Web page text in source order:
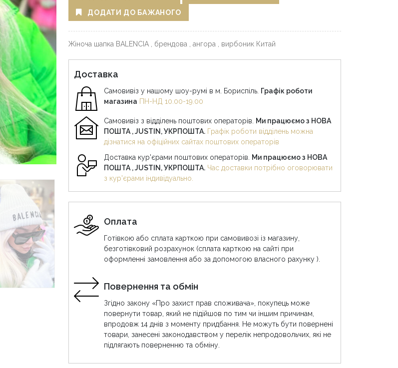
ДОДАТИ ДО БАЖАНОГО
Жіноча шапка BALENCIA , брендова , ангора , вирбоник Китай
Доставка
Самовивіз у нашому шоу-румі в м. Бориспіль. Графік роботи
магазина ПН-НД 10.00-19.00
Самовивіз з відділень поштових операторів.
Ми працюємо з НОВА
ПОШТА , JUSTIN, УКРПОШТА. Графік роботи відділень можна
дізнатися на офіційних сайтах поштових операторів
Доставка кур'єрами поштових операторів.
Ми працюємо з НОВА
ПОШТА , JUSTIN, УКРПОШТА. Час доставки потрібно оговорювати
з кур'єрами індивідуально.
Оплата
Готівкою або сплата карткою при самовивозі із магазину,
безготівковий розрахунок (сплата карткою на сайті при
оформленні замовлення або за допомогою власного рахунку ).
Повернення та обмін
Згідно закону «Про захист прав споживача», покупець може
повернути товар, який не підійшов по тим чи іншим причинам,
впродовж 14 днів з моменту придбання. Не можуть бути повернені
товари, занесені законодавством у перелік непродовольчих, які не
підлягають поверненню та обміну.